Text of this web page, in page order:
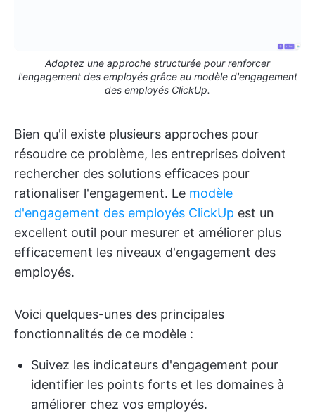
Adoptez une approche structurée pour renforcer
l'engagement des employés grâce au modèle d'engagement
des employés ClickUp.
Bien qu'il existe plusieurs approches pour
résoudre ce problème, les entreprises doivent
rechercher des solutions efficaces pour
rationaliser l'engagement. Le modèle
d'engagement des employés ClickUp est un
excellent outil pour mesurer et améliorer plus
efficacement les niveaux d'engagement des
employés.
Voici quelques-unes des principales
fonctionnalités de ce modèle :
Suivez les indicateurs d'engagement pour
identifier les points forts et les domaines à
améliorer chez vos employés.